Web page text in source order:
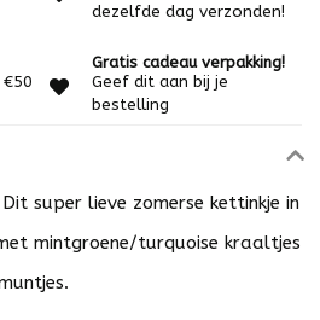
dezelfde dag verzonden!
Gratis cadeau verpakking!
Geef dit aan bij je
bestelling
super lieve zomerse kettinkje in
mintgroene/turquoise kraaltjes